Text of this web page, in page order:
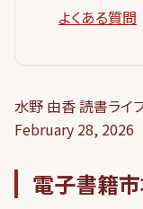
よくある質問
水野 由香 読書ライ
February 28, 2026
電子書籍